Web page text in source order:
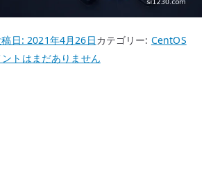
稿日:2021年4月26日カテゴリー: CentOS
トはまだありません